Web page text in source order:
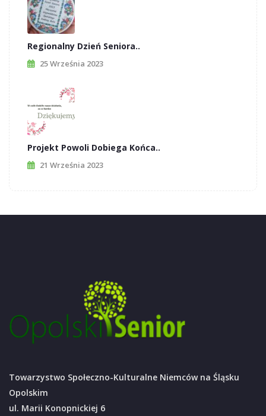
Regionalny Dzień Seniora..
25 Września 2023
Projekt Powoli Dobiega Końca..
21 Września 2023
Towarzystwo Społeczno-Kulturalne Niemców na Śląsku
Opolskim
ul. Marii Konopnickiej 6